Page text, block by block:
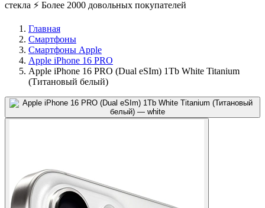
стекла ⚡ Более 2000 довольных покупателей
Главная
Смартфоны
Смартфоны Apple
Apple iPhone 16 PRO
Apple iPhone 16 PRO (Dual eSIm) 1Tb White Titanium
(Титановый белый)